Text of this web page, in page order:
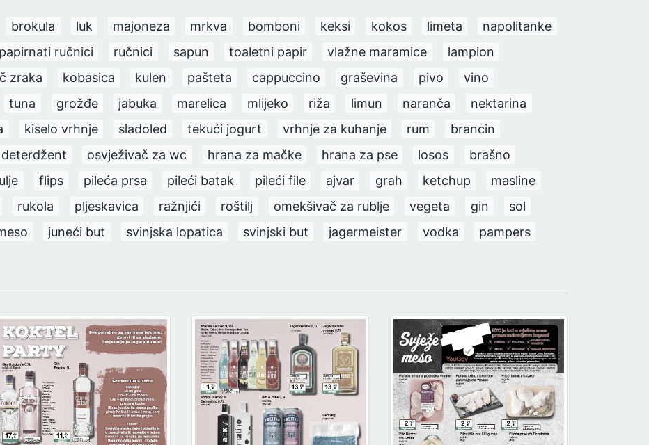
brokula luk majoneza mrkva bomboni keksi kokos limeta
napolitanke
papirnati ručnici ručnici sapun toaletni papir vlažne maramice
lampion
zraka kobasica kulen pašteta cappuccino graševina pivo
vino
tuna grožđe jabuka marelica mlijeko riža limun naranča
nektarina
kiselo vrhnje sladoled tekući jogurt vrhnje za kuhanje rum
brancin
deterdžent osvježivač za wc hrana za mačke hrana za pse losos
brašno
ulje flips pileća prsa pileći batak pileći file ajvar grah ketchup
masline
rukola pljeskavica ražnjići roštilj omekšivač za rublje vegeta gin
sol
juneći but svinjska lopatica svinjski but jagermeister vodka
pampers